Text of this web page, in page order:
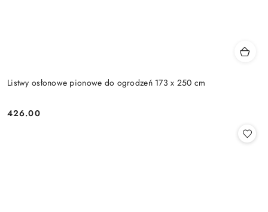
Listwy osłonowe pionowe do ogrodzeń 173 x 250 cm
Cena:
426.00